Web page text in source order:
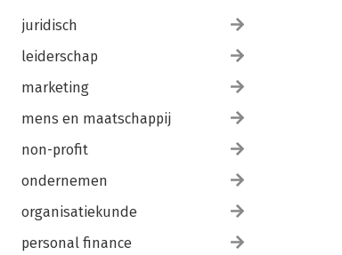
juridisch
leiderschap
marketing
mens en maatschappij
non-profit
ondernemen
organisatiekunde
personal finance